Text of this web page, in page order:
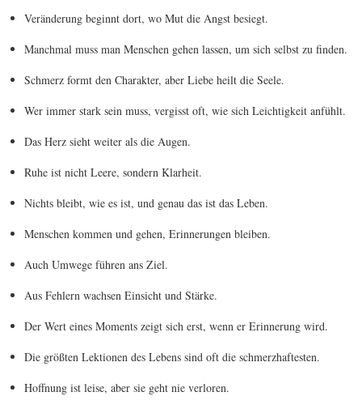
Veränderung beginnt dort, wo Mut die Angst besiegt.
Manchmal muss man Menschen gehen lassen, um sich selbst zu finden.
Schmerz formt den Charakter, aber Liebe heilt die Seele.
Wer immer stark sein muss, vergisst oft, wie sich Leichtigkeit anfühlt.
Das Herz sieht weiter als die Augen.
Ruhe ist nicht Leere, sondern Klarheit.
Nichts bleibt, wie es ist, und genau das ist das Leben.
Menschen kommen und gehen, Erinnerungen bleiben.
Auch Umwege führen ans Ziel.
Aus Fehlern wachsen Einsicht und Stärke.
Der Wert eines Moments zeigt sich erst, wenn er Erinnerung wird.
Die größten Lektionen des Lebens sind oft die schmerzhaftesten.
Hoffnung ist leise, aber sie geht nie verloren.